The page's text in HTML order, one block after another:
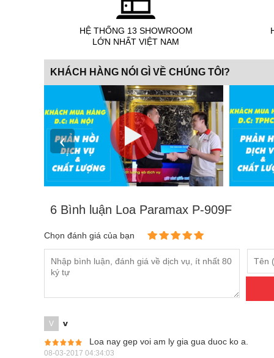
HỆ THỐNG 13 SHOWROOM
LỚN NHẤT VIỆT NAM
KHÁCH HÀNG NÓI GÌ VỀ CHÚNG TÔI?
‹
6 Bình luận Loa Paramax P-909F
Chọn đánh giá của bạn
V
v
Loa nay gep voi am ly gia gua duoc ko a.
08-03-2017 04:34:03